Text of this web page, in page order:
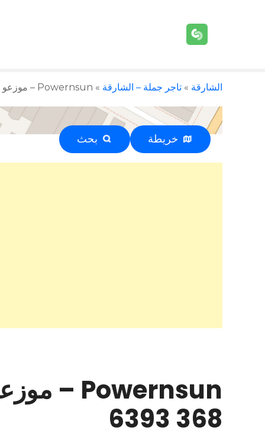
الشارقة » تاجر جملة – الشارقة » Powernsun – موزعو مكونات الطاقة الشمسية – الشارقة – +971 4 368 6393
خريطة بحث
368 6393